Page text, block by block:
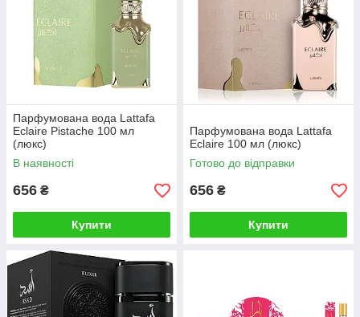
Парфумована вода Lattafa
Eclaire Pistache 100 мл
(люкс)
В наявності
656 ₴
Купити
Парфумована вода Lattafa
Eclaire 100 мл (люкс)
Готово до відправки
656 ₴
Купити